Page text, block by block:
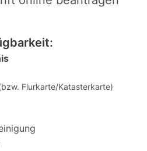
Flurkarte/Katasterkarte)